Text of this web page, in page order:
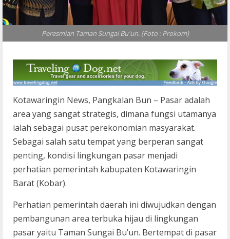
Peresmian Taman Sungai Bu'un. (Foto : Prokom)
Kotawaringin News, Pangkalan Bun – Pasar adalah
area yang sangat strategis, dimana fungsi utamanya
ialah sebagai pusat perekonomian masyarakat.
Sebagai salah satu tempat yang berperan sangat
penting, kondisi lingkungan pasar menjadi
perhatian pemerintah kabupaten Kotawaringin
Barat (Kobar).
Perhatian pemerintah daerah ini diwujudkan dengan
pembangunan area terbuka hijau di lingkungan
pasar yaitu Taman Sungai Bu’un. Bertempat di pasar